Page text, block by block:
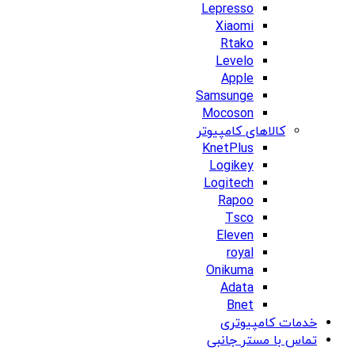
Lepresso
Xiaomi
Rtako
Levelo
Apple
Samsunge
Mocoson
کالاهای کامپیوتر
KnetPlus
Logikey
Logitech
Rapoo
Tsco
Eleven
royal
Onikuma
Adata
Bnet
خدمات کامپیوتری
تماس با مستر جانبی